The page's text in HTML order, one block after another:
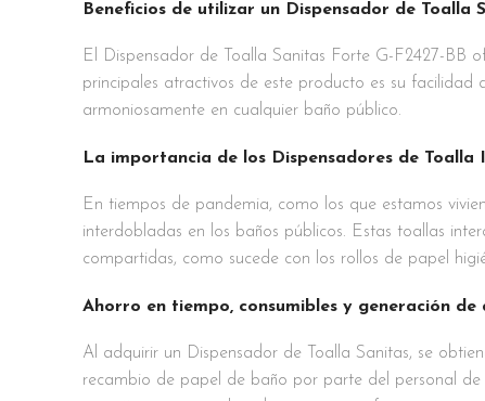
Beneficios de utilizar un Dispensador de Toalla
El Dispensador de Toalla Sanitas Forte G-F2427-BB
principales atractivos de este producto es su facilidad
armoniosamente en cualquier baño público.
La importancia de los Dispensadores de
En tiempos de pandemia, como los que estamos
interdobladas en los baños públicos. Estas toallas
compartidas, como sucede con los rollos de papel
Ahorro en tiempo, consumibles y generación de
Al adquirir un Dispensador de Toalla Sanitas, se
recambio de papel de baño por parte del personal